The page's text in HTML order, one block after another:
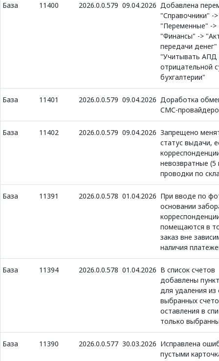
База 11400 2026.0.0.579 09.04.2026 Добавлена
"Справочники" ->
"Переменные" ->
"Финансы" ->
передачи денег"
"Учитывать АПД
отрицательной
бухгалтерии"
База 11401 2026.0.0.579 09.04.2026 Доработка
СМС-
База 11402 2026.0.0.579 09.04.2026 Запрещено
статус выдачи,
невозвратные (5
проводки по
База 11391 2026.0.0.578 01.04.2026 При вводе по
основании
помещаются в
заказ вне
наличия
База 11394 2026.0.0.578 01.04.2026 В список счетов
добавлены
для удаления из
выбранных
оставления в
только
База 11390 2026.0.0.577 30.03.2026 Исправлена
пустыми